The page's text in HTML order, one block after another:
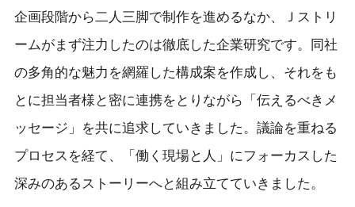
企画段階から二人三脚で制作を進めるなか、Ｊストリ
ームがまず注力したのは徹底した企業研究です。同社
の多角的な魅力を網羅した構成案を作成し、それをも
とに担当者様と密に連携をとりながら「伝えるべきメ
ッセージ」を共に追求していきました。議論を重ねる
プロセスを経て、「働く現場と人」にフォーカスした
深みのあるストーリーへと組み立てていきました。